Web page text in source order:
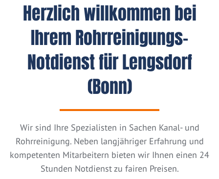
Herzlich willkommen bei
Ihrem Rohrreinigungs-
Notdienst für Lengsdorf
(Bonn)
Wir sind Ihre Spezialisten in Sachen Kanal- und
Rohrreinigung. Neben langjähriger Erfahrung und
kompetenten Mitarbeitern bieten wir Ihnen einen 24
Stunden Notdienst zu fairen Preisen.